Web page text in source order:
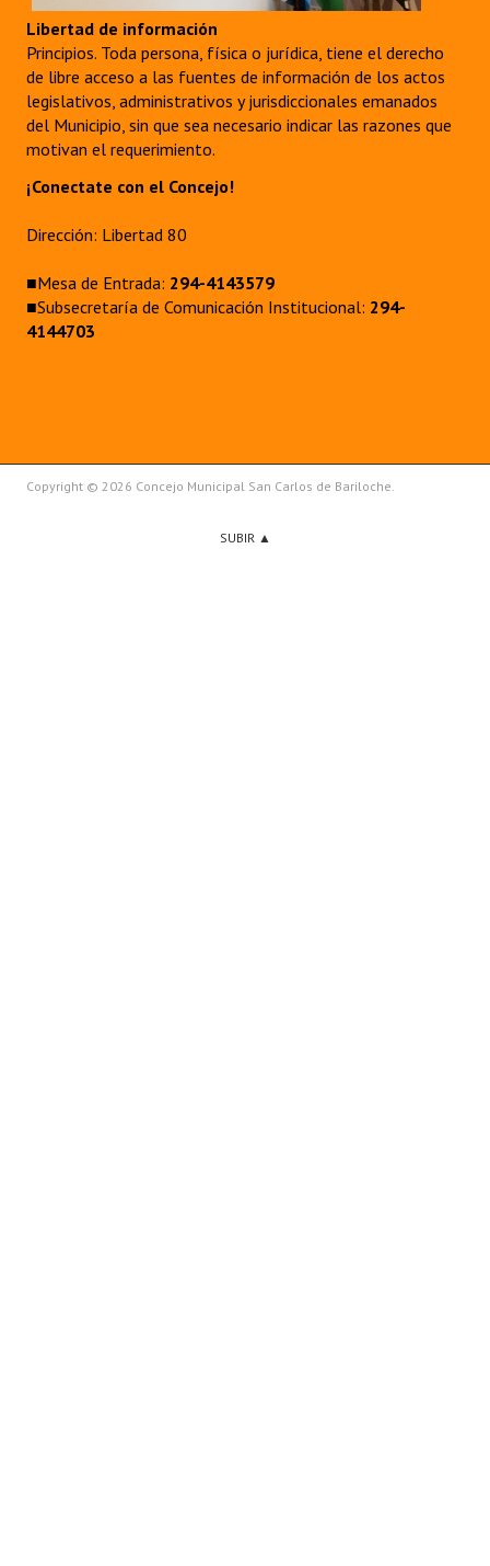
Libertad de información
Principios. Toda persona, física o jurídica, tiene el derecho
de libre acceso a las fuentes de información de los actos
legislativos, administrativos y jurisdiccionales emanados
del Municipio, sin que sea necesario indicar las razones que
motivan el requerimiento.
¡Conectate con el Concejo!
Dirección: Libertad 80
■Mesa de Entrada: 294-4143579
■Subsecretaría de Comunicación Institucional: 294-
4144703
Copyright © 2026 Concejo Municipal San Carlos de Bariloche.
SUBIR ▲